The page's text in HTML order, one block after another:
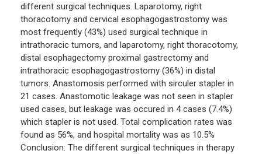
different surgical techniques. Laparotomy, right
thoracotomy and cervical esophagogastrostomy was
most frequently (43%) used surgical technique in
intrathoracic tumors, and laparotomy, right thoracotomy,
distal esophagectomy proximal gastrectomy and
intrathoracic esophagogastrostomy (36%) in distal
tumors. Anastomosis performed with sirculer stapler in
21 cases. Anastomotic leakage was not seen in stapler
used cases, but leakage was occured in 4 cases (7.4%)
which stapler is not used. Total complication rates was
found as 56%, and hospital mortality was as 10.5%
Conclusion: The different surgical techniques in therapy